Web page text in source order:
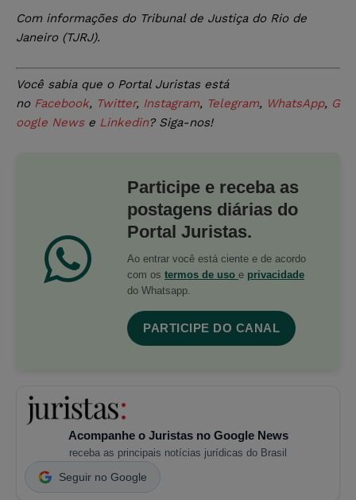
Com informações do Tribunal de Justiça do Rio de
Janeiro (TJRJ).
Você sabia que o Portal Juristas está
no Facebook, Twitter, Instagram, Telegram, WhatsApp, G
oogle Newse Linkedin? Siga-nos!
Participe e receba as
postagens diárias do
Portal Juristas.
Ao entrar você está ciente e de acordo
com os termos de uso e privacidade
do Whatsapp.
PARTICIPE DO CANAL
Acompanhe o Juristas no Google News
receba as principais notícias jurídicas do Brasil
Seguir no Google